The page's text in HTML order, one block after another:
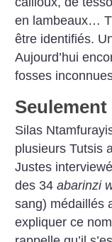
en lambeaux…
être identifiés.
Aujourd’hui
fosses
Seulement
Silas
plusieurs Tutsis
Justes
des 34abarinzi
sang) médaillés
expliquer ce